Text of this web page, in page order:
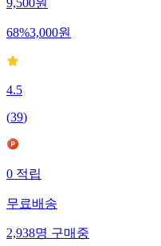
9,500원
68%3,000원
4.5
(39)
0적립
무료배송
2,938명구매중